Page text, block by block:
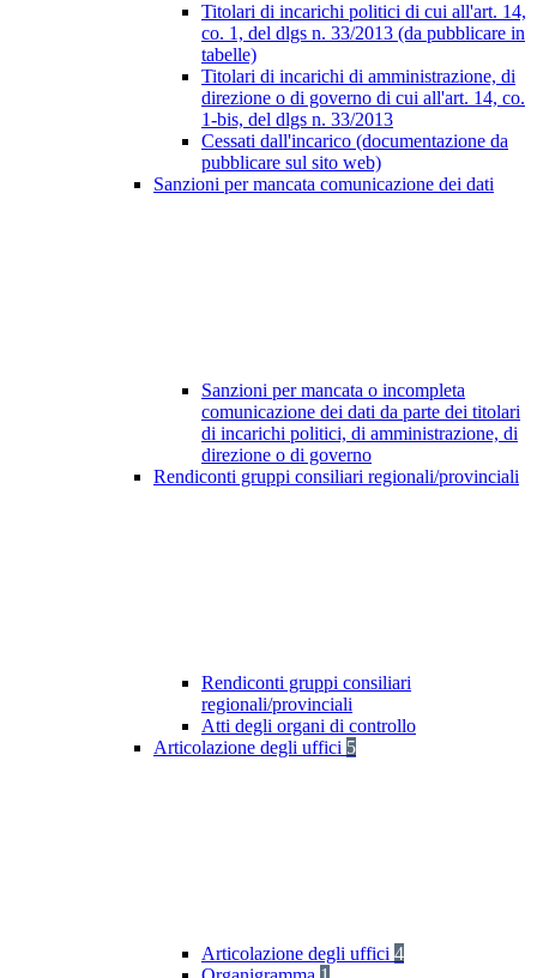
Titolari di incarichi politici di cui all'art. 14,
co. 1, del dlgs n. 33/2013 (da pubblicare in
tabelle)
Titolari di incarichi di amministrazione, di
direzione o di governo di cui all'art. 14, co.
1-bis, del dlgs n. 33/2013
Cessati dall'incarico (documentazione da
pubblicare sul sito web)
Sanzioni per mancata comunicazione dei dati
Sanzioni per mancata o incompleta
comunicazione dei dati da parte dei titolari
di incarichi politici, di amministrazione, di
direzione o di governo
Rendiconti gruppi consiliari regionali/provinciali
Rendiconti gruppi consiliari
regionali/provinciali
Atti degli organi di controllo
Articolazione degli uffici 5
Articolazione degli uffici 4